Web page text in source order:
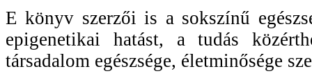
E könyv szerzői is a sokszínű
epigenetikai hatást, a tudás
társadalom egészsége, életminősége